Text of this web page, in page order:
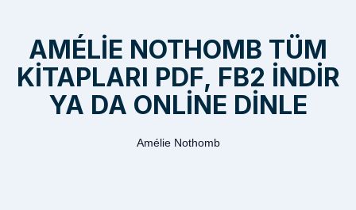
AMÉLIE NOTHOMB TÜM
KITAPLARI PDF, FB2 INDIR
YA DA ONLINE DINLE
Amélie Nothomb